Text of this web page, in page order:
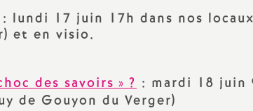
: lundi 17 juin 17h dans nos locaux
et en visio.
des savoirs » ? : mardi 18 juin
de Gouyon du Verger)